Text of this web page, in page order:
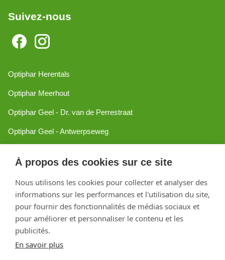
À propos des cookies sur ce site
Nous utilisons les cookies pour collecter et analyser des
informations sur les performances et l'utilisation du site,
pour fournir des fonctionnalités de médias sociaux et
pour améliorer et personnaliser le contenu et les
publicités.
En savoir plus
Suivez-nous
Optiphar Herentals
Optiphar Meerhout
Optiphar Geel - Dr. van de Perrestraat
Optiphar Geel - Antwerpseweg
Optiphar Mol
Créé avec Shopware